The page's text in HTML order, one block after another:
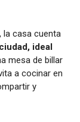
la casa cuenta
ideal
mesa de billar
a cocinar en
y